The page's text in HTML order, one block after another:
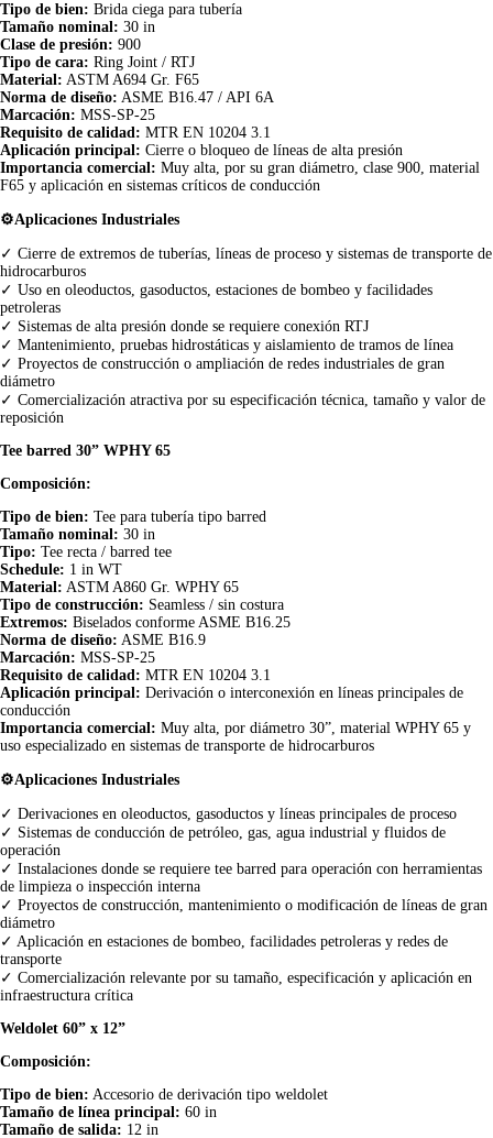
Tipo de bien: Brida ciega para tubería
Tamaño nominal: 30 in
Clase de presión: 900
Tipo de cara: Ring Joint / RTJ
Material: ASTM A694 Gr. F65
Norma de diseño: ASME B16.47 / API 6A
Marcación: MSS-SP-25
Requisito de calidad: MTR EN 10204 3.1
Aplicación principal: Cierre o bloqueo de líneas de alta presión
Importancia comercial: Muy alta, por su gran diámetro, clase 900, material
F65 y aplicación en sistemas críticos de conducción
⚙️Aplicaciones Industriales
✓ Cierre de extremos de tuberías, líneas de proceso y sistemas de transporte de
hidrocarburos
✓ Uso en oleoductos, gasoductos, estaciones de bombeo y facilidades
petroleras
✓ Sistemas de alta presión donde se requiere conexión RTJ
✓ Mantenimiento, pruebas hidrostáticas y aislamiento de tramos de línea
✓ Proyectos de construcción o ampliación de redes industriales de gran
diámetro
✓ Comercialización atractiva por su especificación técnica, tamaño y valor de
reposición
Tee barred 30” WPHY 65
Composición:
Tipo de bien: Tee para tubería tipo barred
Tamaño nominal: 30 in
Tipo: Tee recta / barred tee
Schedule: 1 in WT
Material: ASTM A860 Gr. WPHY 65
Tipo de construcción: Seamless / sin costura
Extremos: Biselados conforme ASME B16.25
Norma de diseño: ASME B16.9
Marcación: MSS-SP-25
Requisito de calidad: MTR EN 10204 3.1
Aplicación principal: Derivación o interconexión en líneas principales de
conducción
Importancia comercial: Muy alta, por diámetro 30”, material WPHY 65 y
uso especializado en sistemas de transporte de hidrocarburos
⚙️Aplicaciones Industriales
✓ Derivaciones en oleoductos, gasoductos y líneas principales de proceso
✓ Sistemas de conducción de petróleo, gas, agua industrial y fluidos de
operación
✓ Instalaciones donde se requiere tee barred para operación con herramientas
de limpieza o inspección interna
✓ Proyectos de construcción, mantenimiento o modificación de líneas de gran
diámetro
✓ Aplicación en estaciones de bombeo, facilidades petroleras y redes de
transporte
✓ Comercialización relevante por su tamaño, especificación y aplicación en
infraestructura crítica
Weldolet 60” x 12”
Composición:
Tipo de bien: Accesorio de derivación tipo weldolet
Tamaño de línea principal: 60 in
Tamaño de salida: 12 in